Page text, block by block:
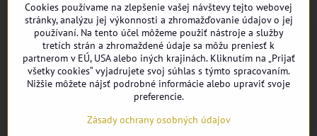
+421 948 309 219
Sme tam, kde aj vy, pridajte sa k Huncútom:
Instagram Youtube
Cookies používame na zlepšenie vašej návštevy tejto webovej
stránky, analýzu jej výkonnosti a zhromažďovanie údajov o jej
používaní. Na tento účel môžeme použiť nástroje a služby
tretích strán a zhromaždené údaje sa môžu preniesť k
partnerom v EÚ, USA alebo iných krajinách. Kliknutím na „Prijať
všetky cookies“ vyjadrujete svoj súhlas s týmto spracovaním.
Nižšie môžete nájsť podrobné informácie alebo upraviť svoje
preferencie.
Zásady ochrany osobných údajov